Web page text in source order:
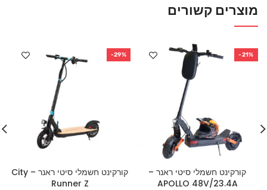
מוצרים קשורים
-21%
קורקינט חשמלי סיטי ראנר –
APOLLO 48V/23.4A
-29%
קורקינט חשמלי סיטי ראנר – City
Runner Z